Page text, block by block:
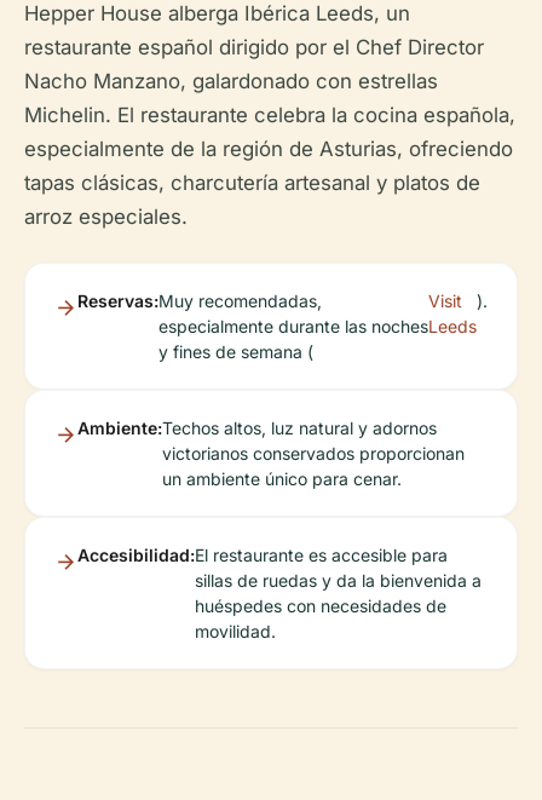
Hepper House alberga Ibérica Leeds, un
restaurante español dirigido por el Chef Director
Nacho Manzano, galardonado con estrellas
Michelin. El restaurante celebra la cocina española,
especialmente de la región de Asturias, ofreciendo
tapas clásicas, charcutería artesanal y platos de
arroz especiales.
Reservas:Muy recomendadas,
especialmente durante las noches
y fines de semana (
Visit
Leeds
).
Ambiente:Techos altos, luz natural y adornos
victorianos conservados proporcionan
un ambiente único para cenar.
Accesibilidad:El restaurante es accesible para
sillas de ruedas y da la bienvenida a
huéspedes con necesidades de
movilidad.